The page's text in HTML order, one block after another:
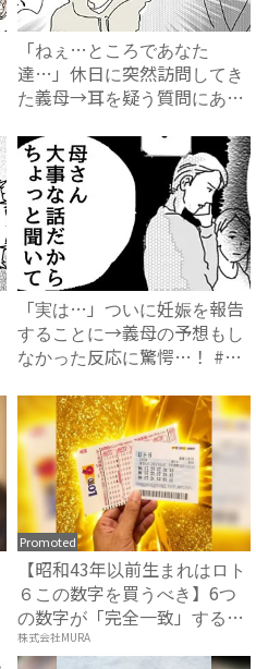
「ねぇ…ところであなた
達…」休日に突然訪問してき
た義母→耳を疑う質問にあ
「実は…」ついに妊娠を報告
することに→義母の予想もし
なかった反応に驚愕…！ #
Promoted
【昭和43年以前生まれはロト
６この数字を買うべき】6つ
の数字が「完全一致」する
方...
株式会社MURA